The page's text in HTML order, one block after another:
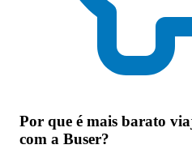
Por que é mais barato
com a Buser?